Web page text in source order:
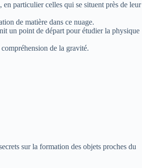
particulier celles qui se situent près de leur
de matière dans ce nuage.
un point de départ pour étudier la physique
de la gravité.
sur la formation des objets proches du